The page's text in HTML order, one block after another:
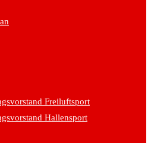
Freiluftsport
Hallensport